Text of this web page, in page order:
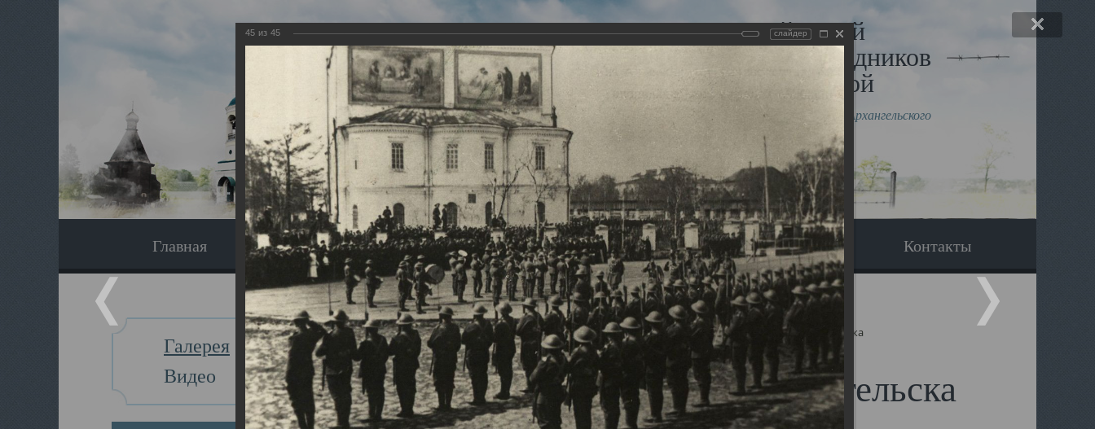
Виртуальный музей
Новомучеников и исповедников
Земли Архангельской
Сайт создан по благословлению митрополита Архангельского
и Холмогорского Даниила
Главная Экскурсия Наследники Галерея Вопрос-ответ Контакты
Галерея
Видео
Главная Галерея Храмы-мученики Архангельска Свято-Троицкий собор Архангельска
Свято-Троицкий собор Архангельска
45 из 45 слайдер